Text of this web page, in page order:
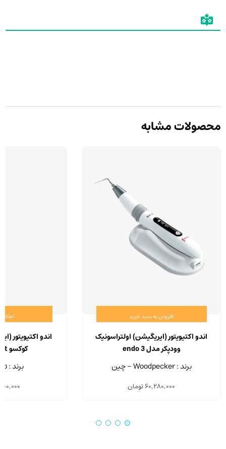
محصولات مشابه
افزودن به سبد خرید
اندو اکتیویتور (ایریگیشن) اولتراسونیک
وودپکر مدل endo 3
برند : Woodpecker - چین
60,280,000تومان
اندو اکتیویتور
کوکسو Ultra Smart
برند : Coxo-چین